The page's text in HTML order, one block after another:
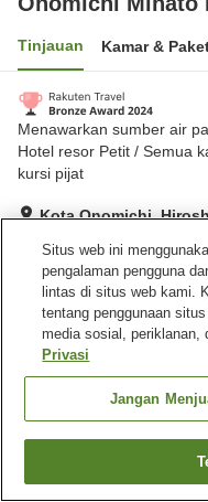
Tinjauan Kamar &
Menawarkan sumber air
Hotel resor Petit / Semua
kursi pijat
Kota Onomichi,
Hebat Ulasan:338
Fasilitas properti
Situs web ini
pengalaman pengguna
lintas di situs web kami.
tentang penggunaan
media sosial, periklanan,
Privasi
Jangan